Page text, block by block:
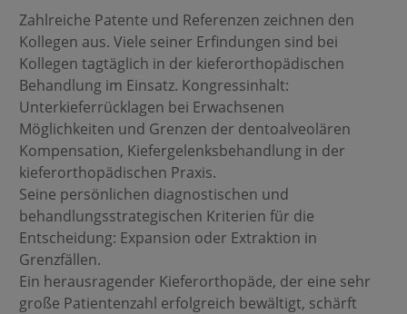
Zahlreiche Patente und Referenzen zeichnen den
Kollegen aus. Viele seiner Erfindungen sind bei
Kollegen tagtäglich in der kieferorthopädischen
Behandlung im Einsatz. Kongressinhalt:
Unterkieferrücklagen bei Erwachsenen
Möglichkeiten und Grenzen der dentoalveolären
Kompensation, Kiefergelenksbehandlung in der
kieferorthopädischen Praxis.
Seine persönlichen diagnostischen und
behandlungsstrategischen Kriterien für die
Entscheidung: Expansion oder Extraktion in
Grenzfällen.
Ein herausragender Kieferorthopäde, der eine sehr
große Patientenzahl erfolgreich bewältigt, schärft